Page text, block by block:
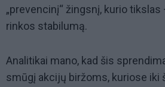
„prevencinį“ žingsnį, kurio
rinkos stabilumą.
Analitikai mano, kad šis
smūgį akcijų biržoms, kuriose iki